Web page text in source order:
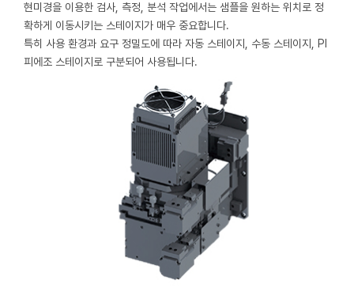
현미경을 이용한 검사, 측정, 분석 작업에서는 샘플을 원하는 위치로 정
확하게 이동시키는 스테이지가 매우 중요합니다.
특히 사용 환경과 요구 정밀도에 따라 자동 스테이지, 수동 스테이지, PI
피에조 스테이지로 구분되어 사용됩니다.